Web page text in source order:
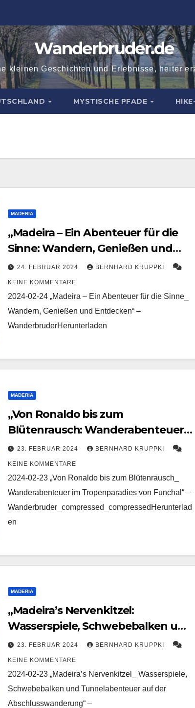
Wanderbruder.de
kleinen Geschichten und Erlebnisse, heiter
MYSTISCHE PFADE
MADERIA
„Madeira – Ein Abenteuer für die
Sinne: Wandern, Genießen und
Entdecken“
24. FEBRUAR 2024 BERNHARD KRUPPKI
KEINE KOMMENTARE
2024-02-24 „Madeira – Ein Abenteuer für die Sinne_
Wandern, Genießen und Entdecken“ –
WanderbruderHerunterladen
MADERIA
„Von Ronaldo bis zum
Blütenrausch: Wanderabenteuer
im Tropenparadies von Funchal“
23. FEBRUAR 2024 BERNHARD KRUPPKI
KEINE KOMMENTARE
2024-02-23 „Von Ronaldo bis zum Blütenrausch_
Wanderabenteuer im Tropenparadies von Funchal“ –
Wanderbruder_compressed_compressedHerunterlad
en
MADERIA
„Madeira’s Nervenkitzel:
Wasserspiele, Schwebebalken und
Tunnelabenteuer auf der
Abschlusswanderung“
23. FEBRUAR 2024 BERNHARD KRUPPKI
KEINE KOMMENTARE
2024-02-23 „Madeira’s Nervenkitzel_ Wasserspiele,
Schwebebalken und Tunnelabenteuer auf der
Abschlusswanderung“ –